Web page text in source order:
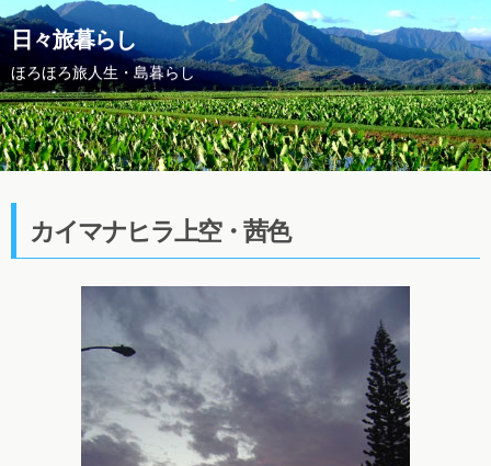
日々旅暮らし
ほろほろ旅人生・島暮らし
カイマナヒラ上空・茜色